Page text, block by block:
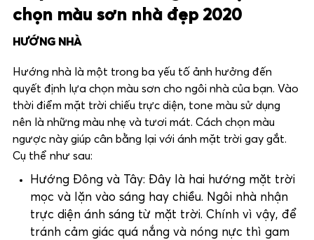
chọn màu sơn nhà đẹp 2020
HƯỚNG NHÀ
Hướng nhà là một trong ba yếu tố ảnh hưởng đến
quyết định lựa chọn màu sơn cho ngôi nhà của bạn. Vào
thời điểm mặt trời chiếu trực diện, tone màu sử dụng
nên là những màu nhẹ và tươi mát. Cách chọn màu
ngược này giúp cân bằng lại với ánh mặt trời gay gắt.
Cụ thể như sau:
Hướng Đông và Tây: Đây là hai hướng mặt trời
mọc và lặn vào sáng hay chiều. Ngôi nhà nhận
trực diện ánh sáng từ mặt trời. Chính vì vậy, để
tránh cảm giác quá nắng và nóng nực thì gam